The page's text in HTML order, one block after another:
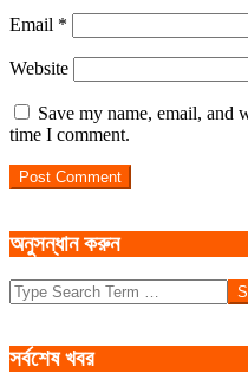
Email *
Website
Save my name, email, and
time I comment.
অনুসন্ধান করুন
Search
সর্বশেষ খবর